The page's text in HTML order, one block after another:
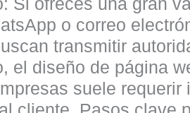
o correo
transmitir
diseño de página
suele